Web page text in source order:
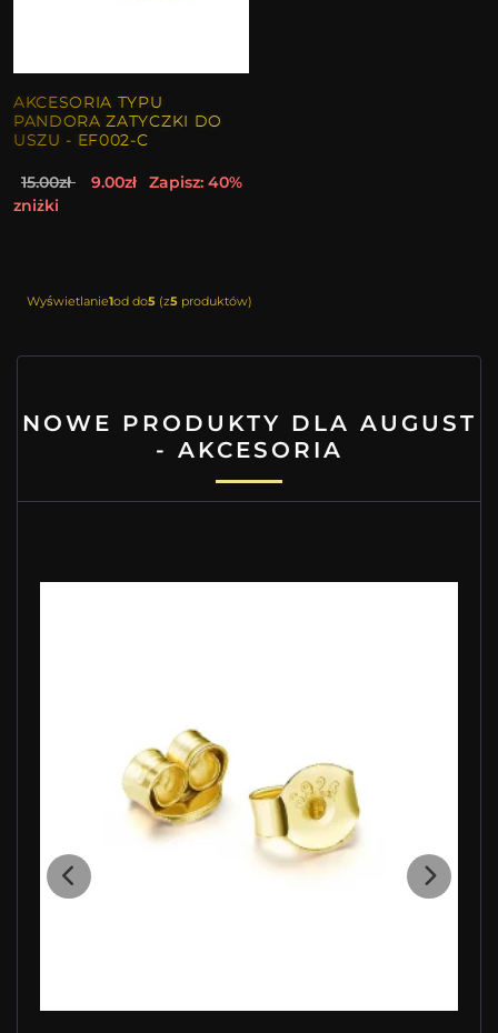
AKCESORIA TYPU
PANDORA ZATYCZKI DO
USZU - EF002-C
15.00zł 9.00zł
Zapisz: 40%
zniżki
Wyświetlanie1od do5(z5produktów)
NOWE PRODUKTY DLA AUGUST
- AKCESORIA